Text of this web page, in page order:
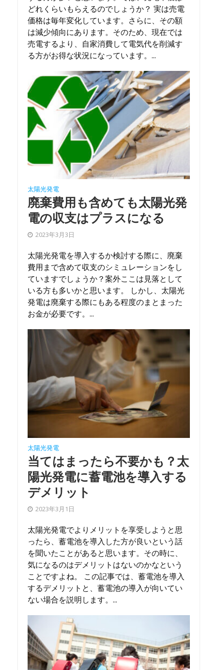
どれくらいもらえるのでしょうか？ 実は売電
価格は毎年変化しています。さらに、その額
は減少傾向にあります。そのため、現在では
売電するより、自家消費して電気代を削減す
る方がお得な状況になっています。...
太陽光発電
廃棄費用も含めても太陽光発
電の収支はプラスになる
2023年3月3日
太陽光発電を導入するか検討する際に、廃棄
費用まで含めて収支のシミュレーションをし
ていますでしょうか？案外ここは見落として
いる方も多いかと思います。 しかし、太陽光
発電は廃棄する際にもある程度のまとまった
お金が必要です。...
太陽光発電
当てはまったら不要かも？太
陽光発電に蓄電池を導入する
デメリット
2023年3月1日
太陽光発電でよりメリットを享受しようと思
ったら、蓄電池を導入した方が良いという話
を聞いたことがあると思います。その時に、
気になるのはデメリットはないのかなという
ことですよね。 この記事では、蓄電池を導入
するデメリットと、蓄電池の導入が向いてい
ない場合を説明します。...